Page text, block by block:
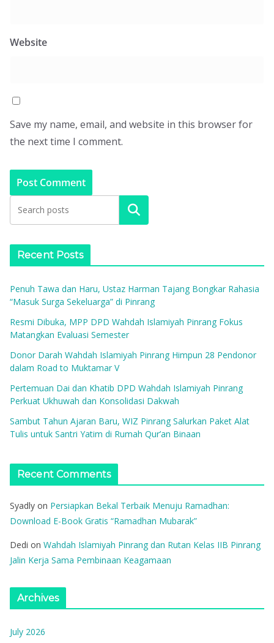
Website
Save my name, email, and website in this browser for
the next time I comment.
Search
Recent Posts
Penuh Tawa dan Haru, Ustaz Harman Tajang Bongkar Rahasia
“Masuk Surga Sekeluarga” di Pinrang
Resmi Dibuka, MPP DPD Wahdah Islamiyah Pinrang Fokus
Matangkan Evaluasi Semester
Donor Darah Wahdah Islamiyah Pinrang Himpun 28 Pendonor
dalam Road to Muktamar V
Pertemuan Dai dan Khatib DPD Wahdah Islamiyah Pinrang
Perkuat Ukhuwah dan Konsolidasi Dakwah
Sambut Tahun Ajaran Baru, WIZ Pinrang Salurkan Paket Alat
Tulis untuk Santri Yatim di Rumah Qur’an Binaan
Recent Comments
Syadly on Persiapkan Bekal Terbaik Menuju Ramadhan:
Download E-Book Gratis “Ramadhan Mubarak”
Dedi on Wahdah Islamiyah Pinrang dan Rutan Kelas IIB Pinrang
Jalin Kerja Sama Pembinaan Keagamaan
Archives
July 2026